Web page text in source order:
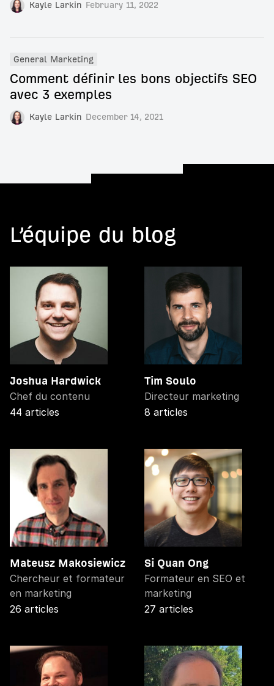
Kayle Larkin February 11, 2022
Kayle Larkin December 14, 2021
General Marketing
Comment définir les bons objectifs SEO
avec 3 exemples
L’équipe du blog
Joshua Hardwick
Chef du contenu
44 articles
Tim Soulo
Directeur marketing
8 articles
Mateusz Makosiewicz
Chercheur et formateur
en marketing
26 articles
Si Quan Ong
Formateur en SEO et
marketing
27 articles